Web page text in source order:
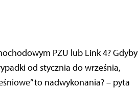
PZU lub Link 4? Gdyby
od stycznia do września,
to nadwykonania? – pyta